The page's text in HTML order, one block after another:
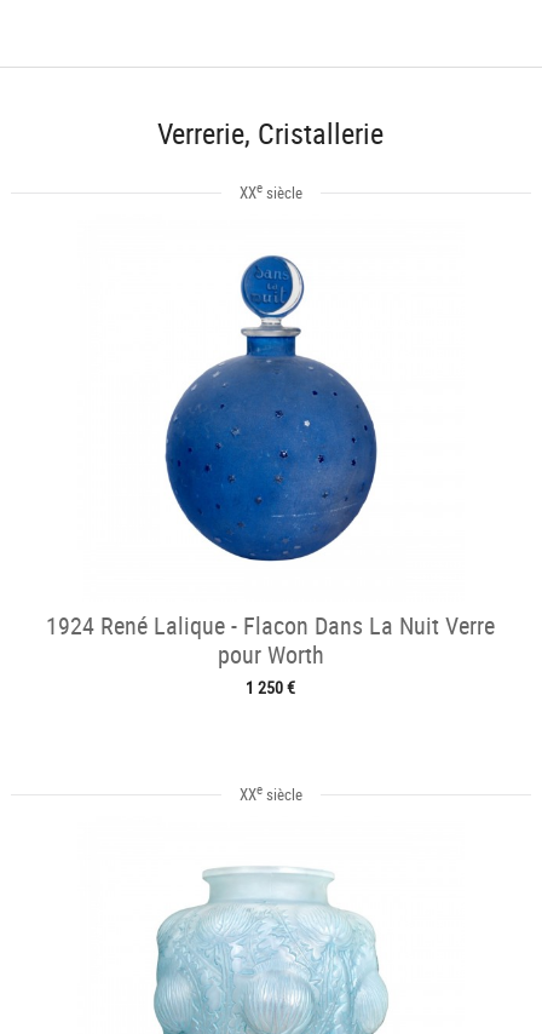
Verrerie, Cristallerie
XXesiècle
1924 René Lalique - Flacon Dans La Nuit Verre
pour Worth
1 250 €
XXesiècle